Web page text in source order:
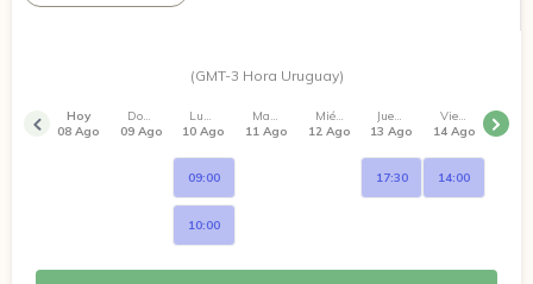
(GMT-3 Hora Uruguay)
Hoy
08 Ago
Domingo
09 Ago
Lunes
10 Ago
09:00
10:00
Martes
11 Ago
Miércoles
12 Ago
Jueves
13 Ago
17:30
Viernes
14 Ago
14:00